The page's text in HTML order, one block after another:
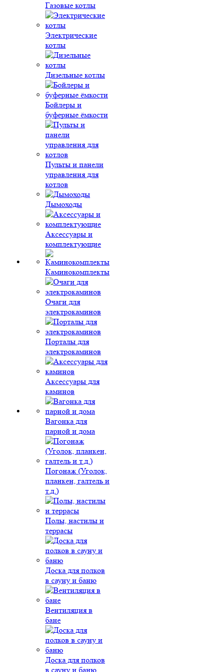
Газовые котлы
Электрические
котлы
Дизельные котлы
Бойлеры и
буферные ёмкости
Пульты и панели
управления для
котлов
Дымоходы
Аксессуары и
комплектующие
Каминокомплекты
Очаги для
электрокаминов
Порталы для
электрокаминов
Аксессуары для
каминов
Вагонка для
парной и дома
Погонаж (Уголок,
планкен, галтель и
т.д.)
Полы, настилы и
террасы
Доска для полков
в сауну и баню
Вентиляция в
бане
Доска для полков
в сауну и баню